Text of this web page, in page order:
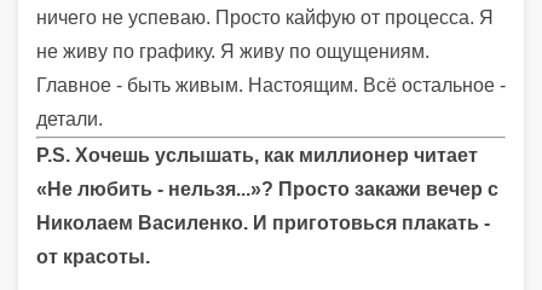
ничего не успеваю. Просто кайфую от процесса. Я
не живу по графику. Я живу по ощущениям.
Главное - быть живым. Настоящим. Всё остальное -
детали.
P.S. Хочешь услышать, как миллионер читает
«Не любить - нельзя...»? Просто закажи вечер с
Николаем Василенко. И приготовься плакать -
от красоты.